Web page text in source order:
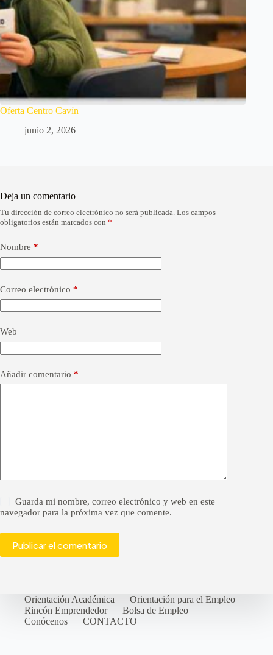
Oferta Centro Cavín
junio 2, 2026
Deja un comentario
Tu dirección de correo electrónico no será publicada. Los campos
obligatorios están marcados con *
Nombre *
Correo electrónico *
Web
Añadir comentario *
Guarda mi nombre, correo electrónico y web en este
navegador para la próxima vez que comente.
Publicar el comentario
A
l
e
r
n
t
i
v
:
Orientación Académica
Orientación para el Empleo
Rincón Emprendedor
Bolsa de Empleo
Conócenos
CONTACTO